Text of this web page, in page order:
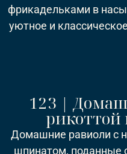
фрикадельками в
уютное и
123 |
Домашние равиоли с
шпинатом,